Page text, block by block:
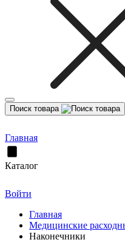
Поиск товара
Главная
Каталог
Войти
Главная
Медицинские
Наконечники